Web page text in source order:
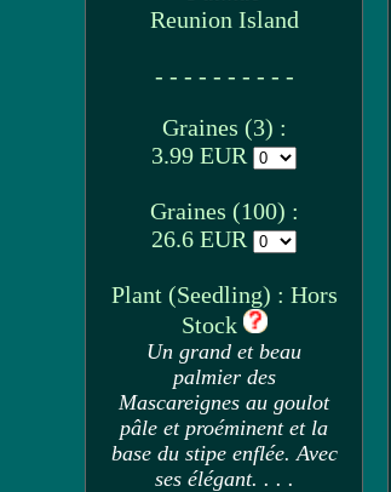
Reunion Island
- - - - - - - - - -
Graines (3) :
3.99 EUR
Graines (100) :
26.6 EUR
Plant (Seedling) : Hors
Stock
Un grand et beau
palmier des
Mascareignes au goulot
pâle et proéminent et la
base du stipe enflée. Avec
ses élégant. . . .